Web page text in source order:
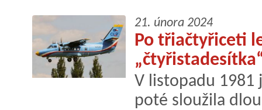
21. února 2024
Po třiačtyřiceti
V listopadu 1981
poté sloužila